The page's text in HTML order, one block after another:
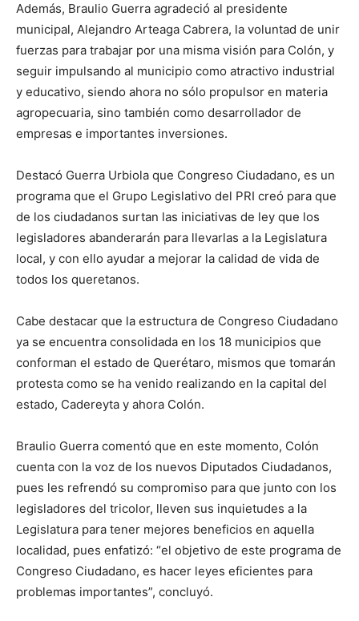
Además, Braulio Guerra agradeció al presidente
municipal, Alejandro Arteaga Cabrera, la voluntad de unir
fuerzas para trabajar por una misma visión para Colón, y
seguir impulsando al municipio como atractivo industrial
y educativo, siendo ahora no sólo propulsor en materia
agropecuaria, sino también como desarrollador de
empresas e importantes inversiones.
Destacó Guerra Urbiola que Congreso Ciudadano, es un
programa que el Grupo Legislativo del PRI creó para que
de los ciudadanos surtan las iniciativas de ley que los
legisladores abanderarán para llevarlas a la Legislatura
local, y con ello ayudar a mejorar la calidad de vida de
todos los queretanos.
Cabe destacar que la estructura de Congreso Ciudadano
ya se encuentra consolidada en los 18 municipios que
conforman el estado de Querétaro, mismos que tomarán
protesta como se ha venido realizando en la capital del
estado, Cadereyta y ahora Colón.
Braulio Guerra comentó que en este momento, Colón
cuenta con la voz de los nuevos Diputados Ciudadanos,
pues les refrendó su compromiso para que junto con los
legisladores del tricolor, lleven sus inquietudes a la
Legislatura para tener mejores beneficios en aquella
localidad, pues enfatizó: “el objetivo de este programa de
Congreso Ciudadano, es hacer leyes eficientes para
problemas importantes”, concluyó.